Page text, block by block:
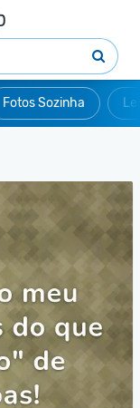
Fotos Sozinha